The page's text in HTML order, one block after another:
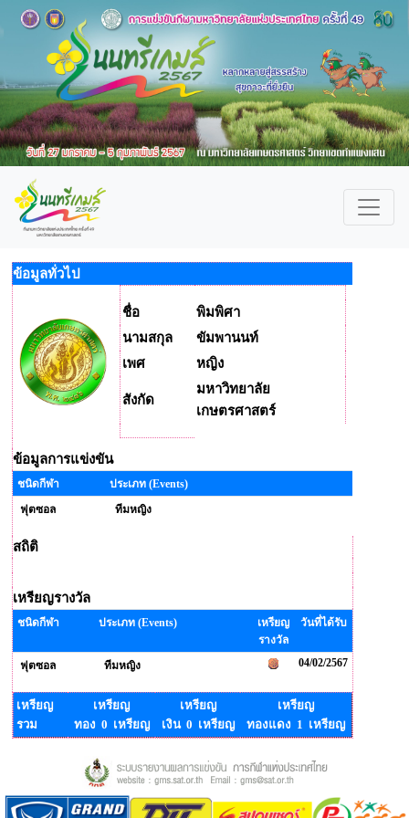
ข้อมูลทั่วไป
ชื่อ
พิมพิศา
นามสกุล
ขัมพานนท์
เพศ
หญิง
สังกัด
มหาวิทยาลัย
เกษตรศาสตร์
ข้อมูลการแข่งขัน
ชนิดกีฬา
ประเภท (Events)
ฟุตซอล
ทีมหญิง
สถิติ
เหรียญรางวัล
ชนิดกีฬา ประเภท (Events)
เหรียญ
รางวัล
วันที่ได้รับ
ฟุตซอล ทีมหญิง 04/02/2567
เหรียญ
รวม
เหรียญ
ทอง 0 เหรียญ
เหรียญ
เงิน 0 เหรียญ
เหรียญ
ทองแดง 1 เหรียญ